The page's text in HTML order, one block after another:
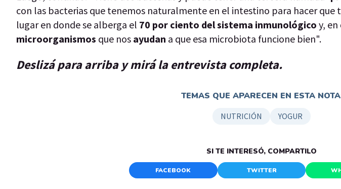
con las bacterias que tenemos naturalmente en el intestino para hacer que
lugar en donde se alberga el 70 por ciento del sistema inmunológico y,
microorganismos que nos ayudan a que esa microbiota funcione bien".
Deslizá para arriba y mirá la entrevista completa.
TEMAS QUE APARECEN EN ESTA
NUTRICIÓN YOGUR
SI TE INTERESÓ, COMPARTILO
FACEBOOK TWITTER